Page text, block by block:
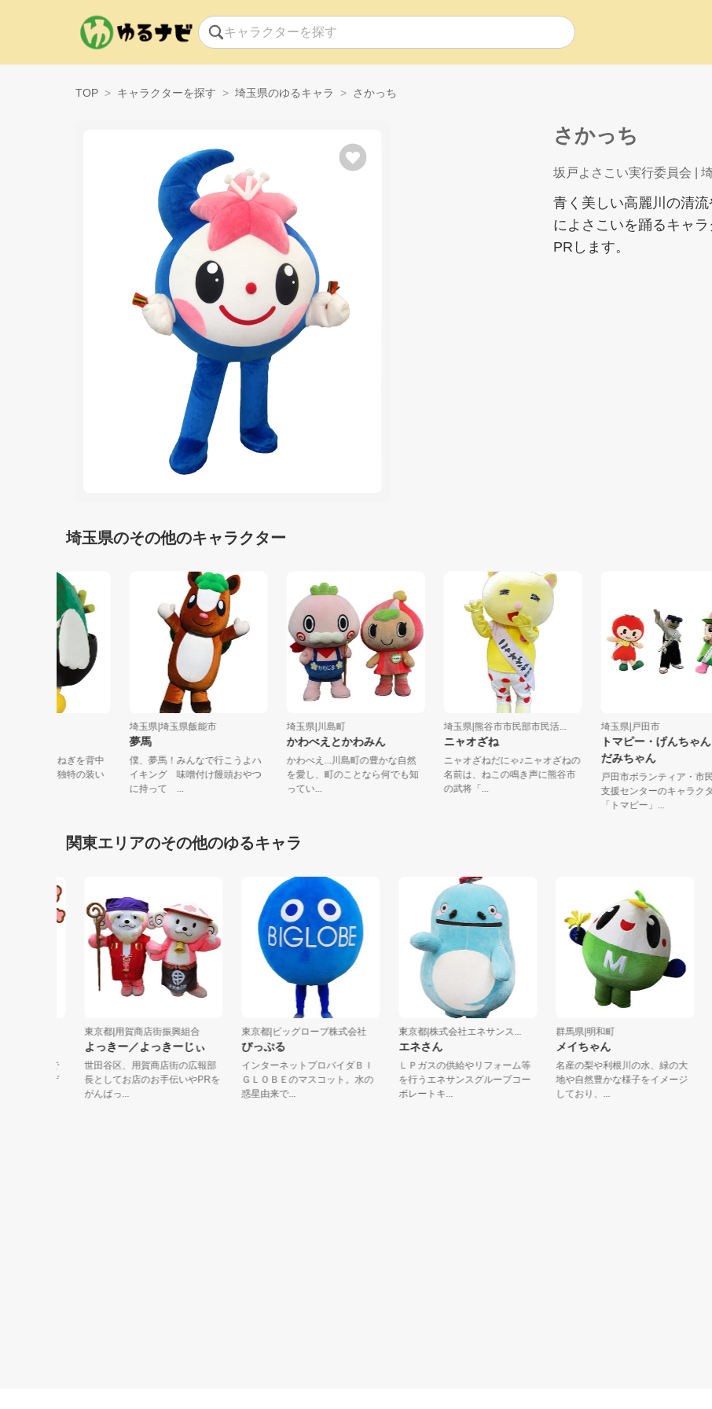
TOP キャラクターを探す 埼玉県のゆるキャラ さかっち
さかっち
坂戸よさこい実行委員会 |
青く美しい高麗川の清
によさこいを踊るキャ
PRします。
埼玉県のその他のキャラクター
の特徴は、越谷ねぎを背中
して鍋に入った独特の装い
埼玉県|埼玉県飯能市
夢馬
僕、夢馬！みんなで行こうよハ
イキング 味噌付け饅頭おやつ
に持って ...
埼玉県|川島町
かわべえとかわみん
かわべえ...川島町の豊かな自然
を愛し、町のことなら何でも知
ってい...
埼玉県|熊谷市市民部市民活...
ニャオざね
ニャオざねだにゃ♪ニャオざねの
名前は、ねこの鳴き声に熊谷市
の武将「...
埼玉県|戸田市
トマピー・げんち
だみちゃん
戸田市ボランティア・
支援センターのキャラ
「トマピー」...
関東エリアのその他のゆるキャラ
東京都|用賀商店街振興組合
よっきー／よっきーじぃ
世田谷区、用賀商店街の広報部
長としてお店のお手伝いやPRを
がんばっ...
東京都|ビッグローブ株式会社
びっぷる
インターネットプロバイダＢＩ
ＧＬＯＢＥのマスコット。水の
惑星由来で...
東京都|株式会社エネサンス...
エネさん
ＬＰガスの供給やリフォーム等
を行うエネサンスグループコー
ポレートキ...
群馬県|明和町
メイちゃん
名産の梨や利根川の水、緑の大
地や自然豊かな様子をイメージ
しており、...
東
バ
料
ク